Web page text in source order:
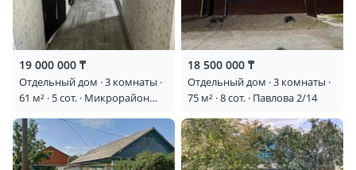
19 000 000 ₸
Отдельный дом · 3 комнаты ·
61 м² · 5 сот. · Микрорайон
27
18 500 000 ₸
Отдельный дом · 3 комнаты ·
75 м² · 8 сот. · Павлова 2/14